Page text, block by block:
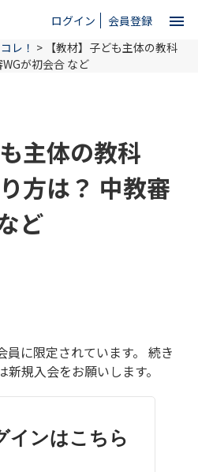
ログイン 会員登録 menu
レ！ > 【教材】子ども主体の教科
が初会合 など
主体の教科
方は？ 中教審
ど
員に限定されています。 続き
規入会をお願いします。
インはこちら